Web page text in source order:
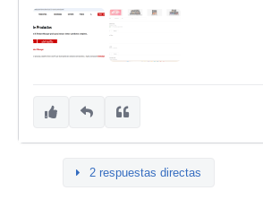
2 respuestas directas